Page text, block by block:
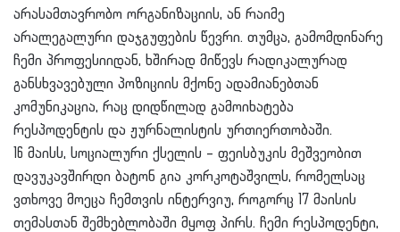
არასამთავრობო ორგანიზაციის, ან რაიმე
არალეგალური დაჯგუფების წევრი. თუმცა, გამომდინარე
ჩემი პროფესიიდან, ხშირად მიწევს რადიკალურად
განსხვავებული პოზიციის მქონე ადამიანებთან
კომუნიკაცია, რაც დიდწილად გამოიხატება
რესპოდენტის და ჟურნალისტის ურთიერთობაში.
16 მაისს, სოციალური ქსელის – ფეისბუკის მეშვეობით
დავუკავშირდი ბატონ გია კორკოტაშვილს, რომელსაც
ვთხოვე მოეცა ჩემთვის ინტერვიუ, როგორც 17 მაისის
თემასთან შემხებლობაში მყოფ პირს. ჩემი რესპოდენტი,